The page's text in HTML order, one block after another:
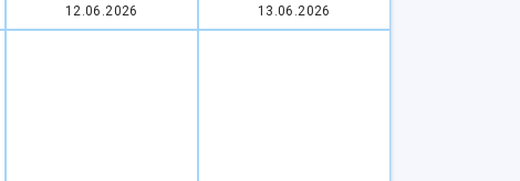
12.06.2026 13.06.2026